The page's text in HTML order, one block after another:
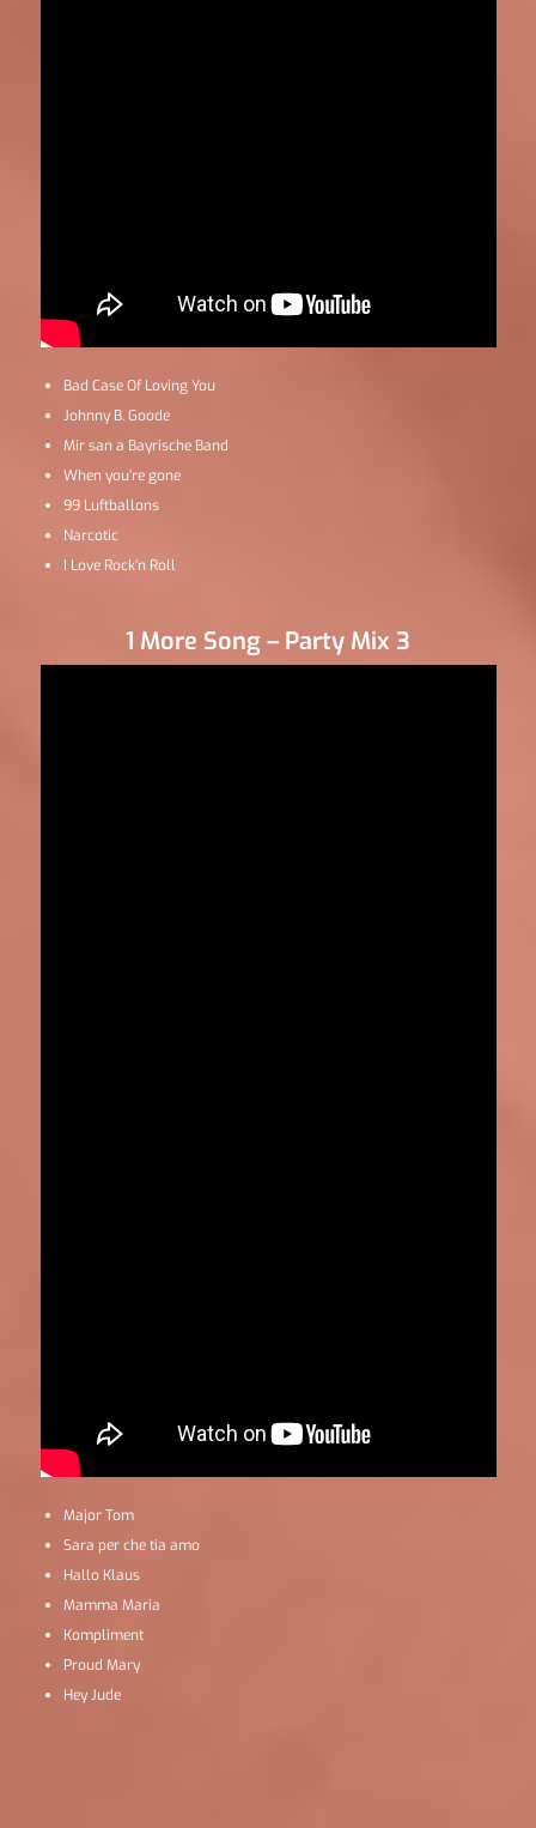
Bad Case Of Loving You
Johnny B. Goode
Mir san a Bayrische Band
When you’re gone
99 Luftballons
Narcotic
I Love Rock’n Roll
1 More Song – Party Mix 3
Major Tom
Sara per che tia amo
Hallo Klaus
Mamma Maria
Kompliment
Proud Mary
Hey Jude